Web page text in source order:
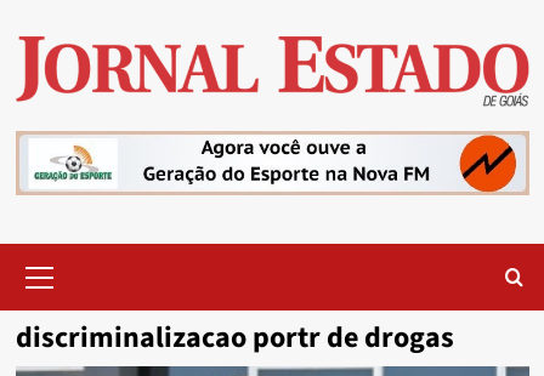
content
Menu
discriminalizacao portr de drogas